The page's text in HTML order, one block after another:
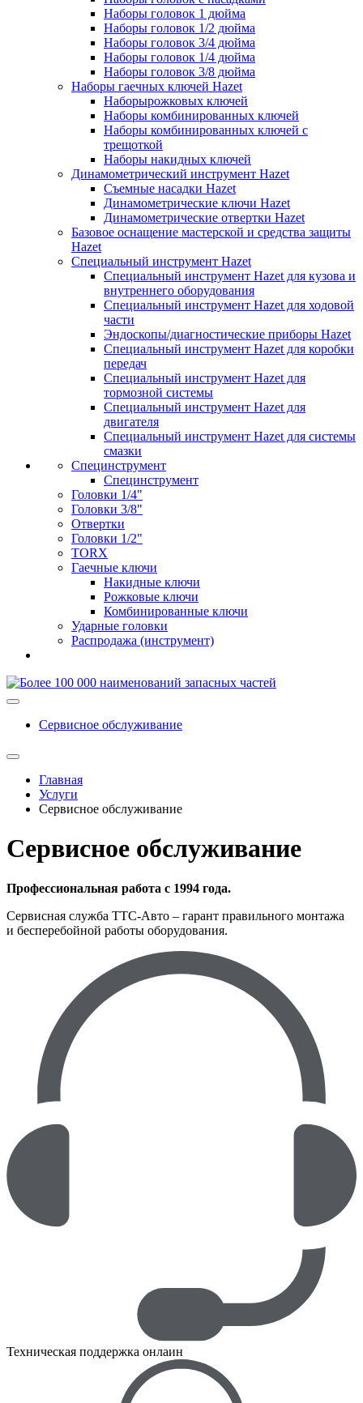
Наборы головок 1 дюйма
Наборы головок 1/2 дюйма
Наборы головок 3/4 дюйма
Наборы головок 1/4 дюйма
Наборы головок 3/8 дюйма
Наборы гаечных ключей Hazet
Наборырожковых ключей
Наборы комбинированных ключей
Наборы комбинированных ключей с
трещоткой
Наборы накидных ключей
Динамометрический инструмент Hazet
Съемные насадки Hazet
Динамометрические ключи Hazet
Динамометрические отвертки Hazet
Базовое оснащение мастерской и средства защиты
Hazet
Специальный инструмент Hazet
Специальный инструмент Hazet для кузова и
внутреннего оборудования
Специальный инструмент Hazet для ходовой
части
Эндоскопы/диагностические приборы Hazet
Специальный инструмент Hazet для коробки
передач
Специальный инструмент Hazet для
тормозной системы
Специальный инструмент Hazet для
двигателя
Специальный инструмент Hazet для системы
смазки
Специнструмент
Специнструмент
Головки 1/4"
Головки 3/8"
Отвертки
Головки 1/2"
TORX
Гаечные ключи
Накидные ключи
Рожковые ключи
Комбинированные ключи
Ударные головки
Распродажа (инструмент)
Сервисное обслуживание
Главная
Услуги
Сервисное обслуживание
Сервисное обслуживание
Профессиональная работа с 1994 года.
Сервисная служба ТТС-Авто – гарант правильного монтажа
и бесперебойной работы оборудования.
Техническая поддержка онлаин